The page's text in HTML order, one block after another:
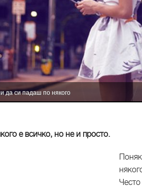
да си падаш по някого
е всичко, но не и просто.